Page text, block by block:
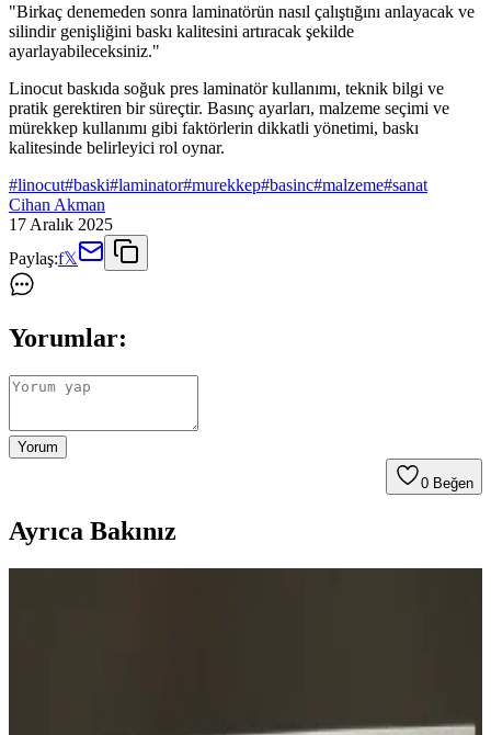
"Birkaç denemeden sonra laminatörün nasıl çalıştığını anlayacak ve
silindir genişliğini baskı kalitesini artıracak şekilde
ayarlayabileceksiniz."
Linocut baskıda soğuk pres laminatör kullanımı, teknik bilgi ve
pratik gerektiren bir süreçtir. Basınç ayarları, malzeme seçimi ve
mürekkep kullanımı gibi faktörlerin dikkatli yönetimi, baskı
kalitesinde belirleyici rol oynar.
#linocut#baski#laminator#murekkep#basinc#malzeme#sanat
Cihan Akman
17 Aralık 2025
Paylaş:f𝕏
Yorumlar:
Yorum
0 Beğen
Ayrıca Bakınız